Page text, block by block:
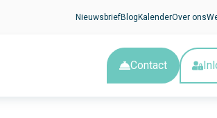
NieuwsbriefBlog KalenderOver ons
Contact